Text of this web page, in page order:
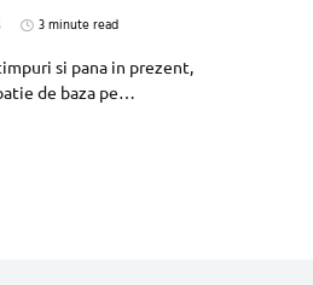
3 minute read
si pana in prezent,
de baza pe…